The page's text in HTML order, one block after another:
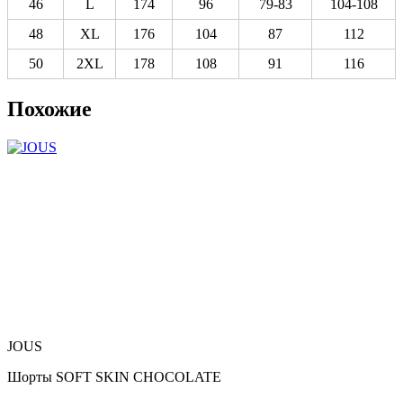
46 L 174 96 79-83
104-108
48
XL 176 104 87
112
50
2XL 178 108 91 116
Похожие
JOUS
Шорты SOFT SKIN CHOCOLATE